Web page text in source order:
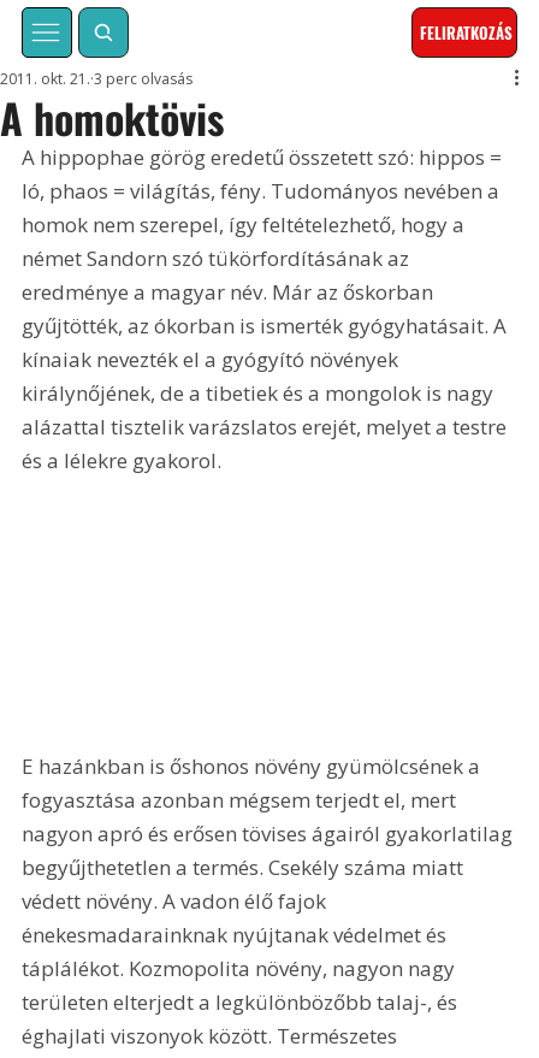
FELIRATKOZÁS
A homoktövis
2011. okt. 21. 3 perc olvasás
A hippophae görög eredetű összetett szó: hippos =
ló, phaos = világítás, fény. Tudományos nevében a
homok nem szerepel, így feltételezhető, hogy a
német Sandorn szó tükörfordításának az
eredménye a magyar név. Már az őskorban
gyűjtötték, az ókorban is ismerték gyógyhatásait. A
kínaiak nevezték el a gyógyító növények
királynőjének, de a tibetiek és a mongolok is nagy
alázattal tisztelik varázslatos erejét, melyet a testre
és a lélekre gyakorol.
E hazánkban is őshonos növény gyümölcsének a
fogyasztása azonban mégsem terjedt el, mert
nagyon apró és erősen tövises ágairól gyakorlatilag
begyűjthetetlen a termés. Csekély száma miatt
védett növény. A vadon élő fajok
énekesmadarainknak nyújtanak védelmet és
táplálékot. Kozmopolita növény, nagyon nagy
területen elterjedt a legkülönbözőbb talaj-, és
éghajlati viszonyok között. Természetes